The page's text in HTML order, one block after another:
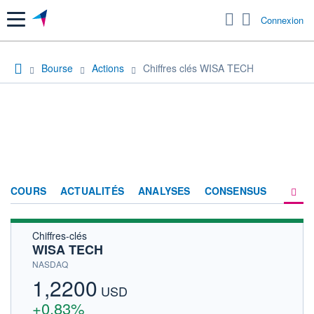
Menu Connexion
Bourse Actions Chiffres clés WISA TECH
COURS ACTUALITÉS ANALYSES CONSENSUS
Chiffres-clés
WISA TECH
NASDAQ
1,2200 USD
+0,83%